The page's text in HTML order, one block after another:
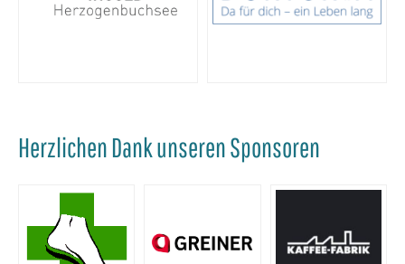
Herzlichen Dank unseren Sponsoren